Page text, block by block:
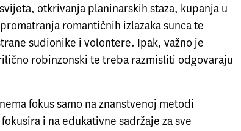
otkrivanja planinarskih staza, kupanja u
romantičnih izlazaka sunca te
sudionike i volontere. Ipak, važno je
robinzonski te treba razmisliti odgovaraju
fokus samo na znanstvenoj metodi
i na edukativne sadržaje za sve